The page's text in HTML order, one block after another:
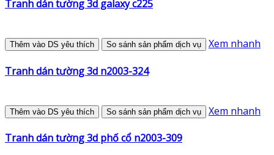
Tranh dán tường 3d galaxy c225
Thêm vào DS yêu thích So sánh sản phẩm dịch vụ Xem nhanh
Tranh dán tường 3d n2003-324
Thêm vào DS yêu thích So sánh sản phẩm dịch vụ Xem nhanh
Tranh dán tường 3d phố cổ n2003-309